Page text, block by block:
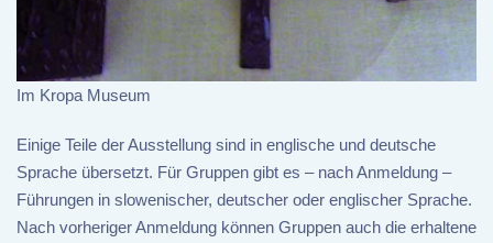
Im Kropa Museum
Einige Teile der Ausstellung sind in englische und deutsche
Sprache übersetzt. Für Gruppen gibt es – nach Anmeldung –
Führungen in slowenischer, deutscher oder englischer Sprache.
Nach vorheriger Anmeldung können Gruppen auch die erhaltene